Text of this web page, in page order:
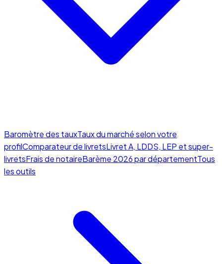
Baromètre des tauxTaux du marché selon votre
profilComparateur de livretsLivret A, LDDS, LEP et super-
livretsFrais de notaireBarème 2026 par départementTous
les outils